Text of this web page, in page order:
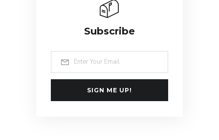
Subscribe
SIGN ME UP!